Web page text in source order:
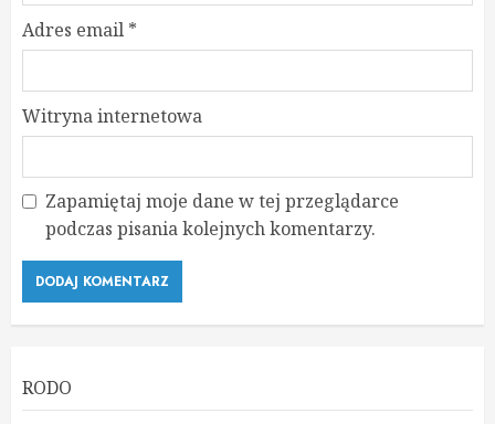
Adres email *
Witryna internetowa
Zapamiętaj moje dane w tej przeglądarce
podczas pisania kolejnych komentarzy.
RODO